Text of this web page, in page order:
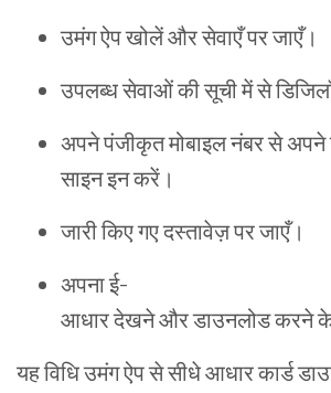
उमंगऐपखोलेंऔरसेवाएँपरजाएँ।
उपलब्धसेवाओंकीसूचीमेंसे
अपनेपंजीकृतमोबाइलनंबरसेअपने
साइनइनकरें ।
जारीकिएगएदस्तावेज़परजाएँ।
अपनाई-
आधारदेखनेऔरडाउनलोडकरने
यहविधिउमंगऐपसेसीधेआधारकार्ड